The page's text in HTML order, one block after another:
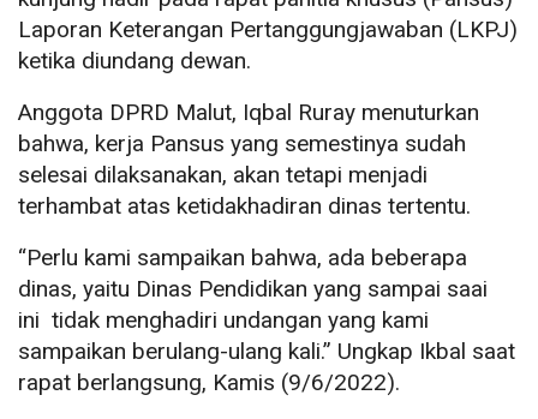
Laporan Keterangan Pertanggungjawaban (LKPJ)
ketika diundang dewan.
Anggota DPRD Malut, Iqbal Ruray menuturkan
bahwa, kerja Pansus yang semestinya sudah
selesai dilaksanakan, akan tetapi menjadi
terhambat atas ketidakhadiran dinas tertentu.
“Perlu kami sampaikan bahwa, ada beberapa
dinas, yaitu Dinas Pendidikan yang sampai saai
ini tidak menghadiri undangan yang kami
sampaikan berulang-ulang kali.” Ungkap Ikbal saat
rapat berlangsung, Kamis (9/6/2022).